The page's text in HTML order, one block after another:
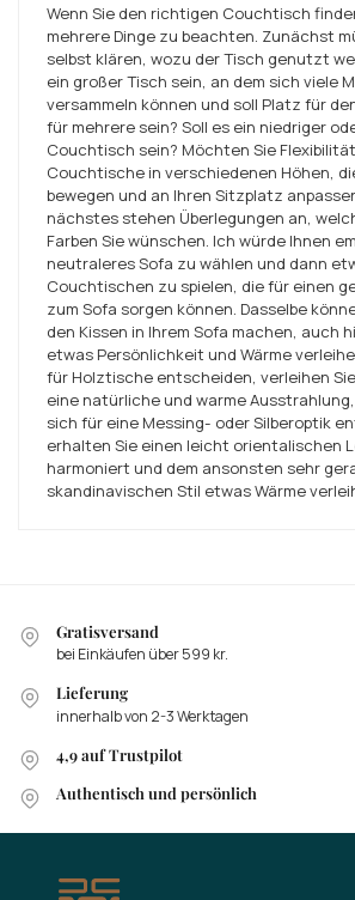
Wenn Sie den richtigen Couchtisch
mehrere Dinge zu beachten. Zunächst
selbst klären, wozu der Tisch genutzt
ein großer Tisch sein, an dem sich viele
versammeln können und soll Platz für
für mehrere sein? Soll es ein niedriger
Couchtisch sein? Möchten Sie
Couchtische in verschiedenen Höhen,
bewegen und an Ihren Sitzplatz
nächstes stehen Überlegungen an,
Farben Sie wünschen. Ich würde Ihnen
neutraleres Sofa zu wählen und dann
Couchtischen zu spielen, die für einen
zum Sofa sorgen können. Dasselbe
den Kissen in Ihrem Sofa machen, auch
etwas Persönlichkeit und Wärme
für Holztische entscheiden, verleihen
eine natürliche und warme
sich für eine Messing- oder Silberoptik
erhalten Sie einen leicht orientalischen
harmoniert und dem ansonsten sehr
skandinavischen Stil etwas Wärme
Gratisversand
bei Einkäufen über 599 kr.
Lieferung
innerhalb von 2-3 Werktagen
4,9 auf Trustpilot
Authentisch und persönlich